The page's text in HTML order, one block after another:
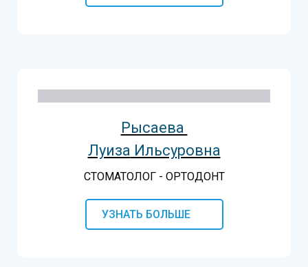
Рысаева
Луиза Ильсуровна
СТОМАТОЛОГ - ОРТОДОНТ
УЗНАТЬ БОЛЬШЕ